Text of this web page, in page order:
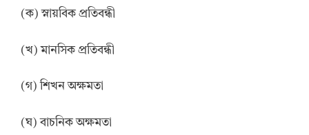
(ক) স্নায়বিক প্রতিবন্ধী
(খ) মানসিক প্রতিবন্ধী
(গ) শিখন অক্ষমতা
(ঘ) বাচনিক অক্ষমতা